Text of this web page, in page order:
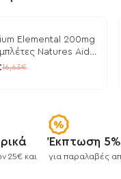
Elemental 200mg
Natures Aid
16,63€
25€ και
Έκπτωση 5%
για παραλαβές